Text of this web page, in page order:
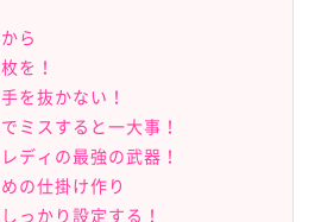
ら
を！
を抜かない！
ミスすると一大事！
ディの最強の武器！
の仕掛け作り
っかり設定する！